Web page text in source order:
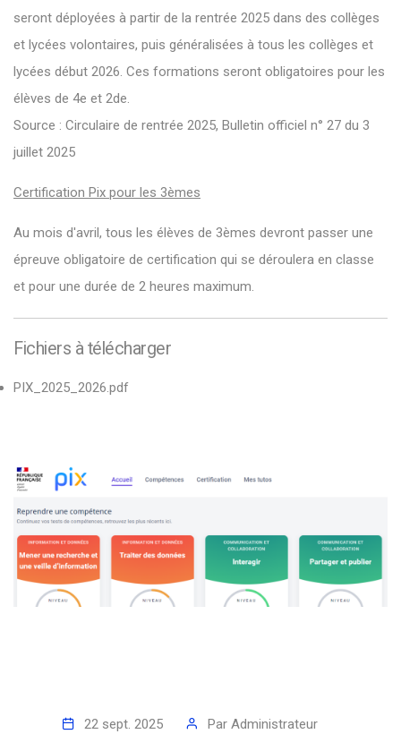
seront déployées à partir de la rentrée 2025 dans des collèges
et lycées volontaires, puis généralisées à tous les collèges et
lycées début 2026. Ces formations seront obligatoires pour les
élèves de 4e et 2de.
Source : Circulaire de rentrée 2025, Bulletin officiel n° 27 du 3
juillet 2025
Certification Pix pour les 3èmes
Au mois d'avril, tous les élèves de 3èmes devront passer une
épreuve obligatoire de certification qui se déroulera en classe
et pour une durée de 2 heures maximum.
Fichiers à télécharger
PIX_2025_2026.pdf
22 sept. 2025 Par Administrateur